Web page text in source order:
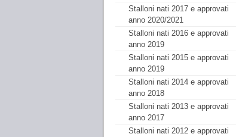
Stalloni nati 2017 e approvati
anno 2020/2021
Stalloni nati 2016 e approvati
anno 2019
Stalloni nati 2015 e approvati
anno 2019
Stalloni nati 2014 e approvati
anno 2018
Stalloni nati 2013 e approvati
anno 2017
Stalloni nati 2012 e approvati